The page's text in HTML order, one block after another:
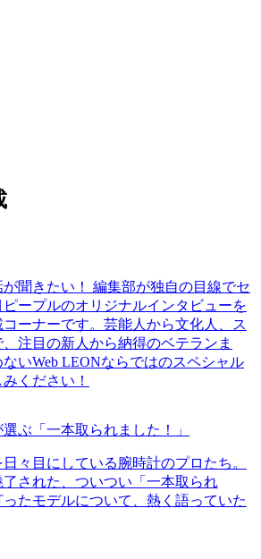
聞きたい！ 編集部が独自の目線でセ
ープルのオリジナルインタビューを
ーナーです。芸能人から文化人、ス
注目の新人から納得のベテランま
いWeb LEONならではのスペシャル
ください！
ぶ「一本取られました！」
々目にしている腕時計のプロたち。
された、ついつい「一本取られ
たモデルについて、熱く語っていた